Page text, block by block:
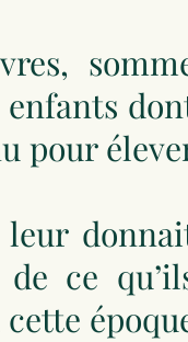
enfants
pour
leur
ce